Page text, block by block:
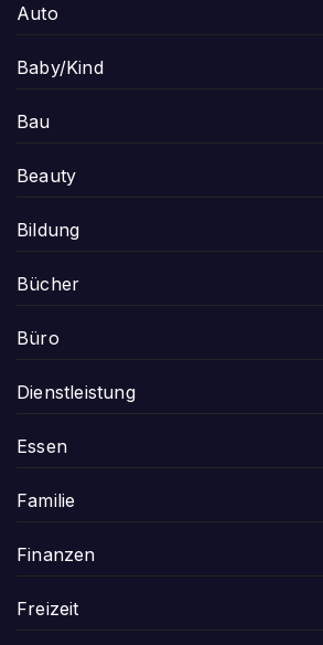
Auto
Baby/Kind
Bau
Beauty
Bildung
Bücher
Büro
Dienstleistung
Essen
Familie
Finanzen
Freizeit